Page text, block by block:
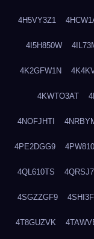
4H5VY3Z1
4I5H850W
4K2GFW1N
4KWTO3AT
4NOFJHTI
4PE2DGG9
4QL610TS
4SGZZGF9
4T8GUZVK